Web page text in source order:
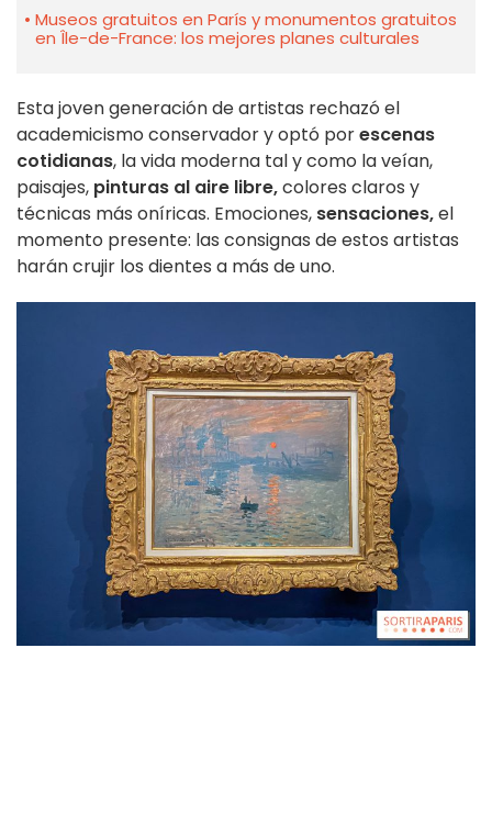
Museos gratuitos en París y monumentos gratuitos
en Île-de-France: los mejores planes culturales
Esta joven generación de artistas rechazó el
academicismo conservador y optó porescenas
cotidianas, la vida moderna tal y como la veían,
paisajes, pinturas al aire libre,colores claros y
técnicas más oníricas. Emociones, sensaciones,el
momento presente: las consignas de estos artistas
harán crujir los dientes a más de uno.